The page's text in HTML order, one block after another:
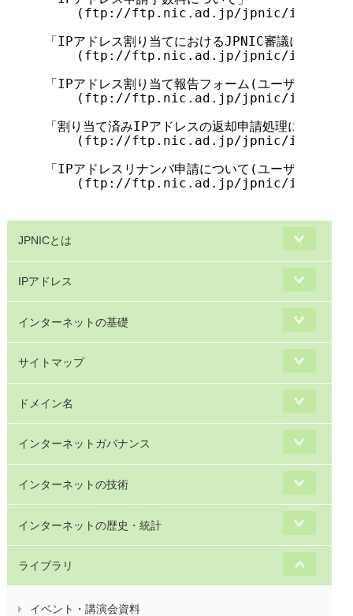
JPNICとは
IPアドレス
インターネットの基礎
サイトマップ
ドメイン名
インターネットガバナンス
インターネットの技術
インターネットの歴史・統計
ライブラリ
イベント・講演会資料